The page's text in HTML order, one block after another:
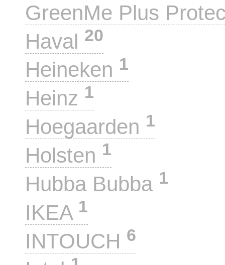
GreenMe Plus
Haval 20
Heineken 1
Heinz 1
Hoegaarden 1
Holsten 1
Hubba Bubba 1
IKEA 1
INTOUCH 6